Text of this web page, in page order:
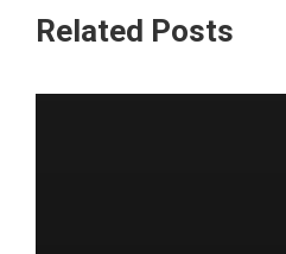
Related Posts